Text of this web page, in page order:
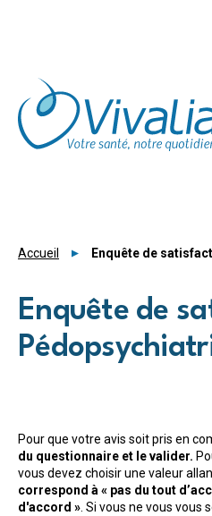
Accueil Enquête de
Enquête de
Pour que votre avis soit pris en
du questionnaire et le valider.
vous devez choisir une valeur
correspond à « pas du tout
d'accord ». Si vous ne vous vous